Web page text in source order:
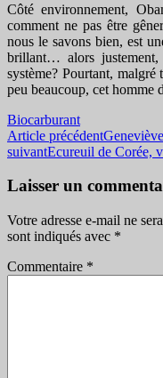
Côté environnement,
comment ne pas être
nous le savons bien, est
brillant… alors
système? Pourtant, malgré
peu beaucoup, cet homme
Biocarburant
Navigation
des
articles
Article précédent
suivantEcureuil de Corée,
Laisser un
Votre adresse e-mail ne
sont indiqués avec *
Commentaire *